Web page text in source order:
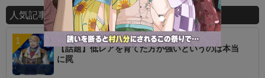
人気記事ランキング
【話題】低レアを育てた方が強いというのは本当
に罠